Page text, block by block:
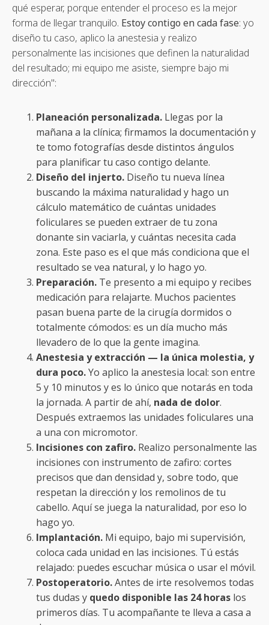
qué esperar, porque entender el proceso es la mejor
forma de llegar tranquilo. Estoy contigo en cada fase: yo
diseño tu caso, aplico la anestesia y realizo
personalmente las incisiones que definen la naturalidad
del resultado; mi equipo me asiste, siempre bajo mi
dirección":
Planeación personalizada. Llegas por la
mañana a la clínica; firmamos la documentación y
te tomo fotografías desde distintos ángulos
para planificar tu caso contigo delante.
Diseño del injerto. Diseño tu nueva línea
buscando la máxima naturalidad y hago un
cálculo matemático de cuántas unidades
foliculares se pueden extraer de tu zona
donante sin vaciarla, y cuántas necesita cada
zona. Este paso es el que más condiciona que el
resultado se vea natural, y lo hago yo.
Preparación. Te presento a mi equipo y recibes
medicación para relajarte. Muchos pacientes
pasan buena parte de la cirugía dormidos o
totalmente cómodos: es un día mucho más
llevadero de lo que la gente imagina.
Anestesia y extracción — la única molestia, y
dura poco.Yo aplico la anestesia local: son entre
5 y 10 minutos y es lo único que notarás en toda
la jornada. A partir de ahí, nada de dolor.
Después extraemos las unidades foliculares una
a una con micromotor.
Incisiones con zafiro. Realizo personalmente las
incisiones con instrumento de zafiro: cortes
precisos que dan densidad y, sobre todo, que
respetan la dirección y los remolinos de tu
cabello. Aquí se juega la naturalidad, por eso lo
hago yo.
Implantación. Mi equipo, bajo mi supervisión,
coloca cada unidad en las incisiones. Tú estás
relajado: puedes escuchar música o usar el móvil.
Postoperatorio.Antes de irte resolvemos todas
tus dudas y quedo disponible las 24 horas los
primeros días. Tu acompañante te lleva a casa a